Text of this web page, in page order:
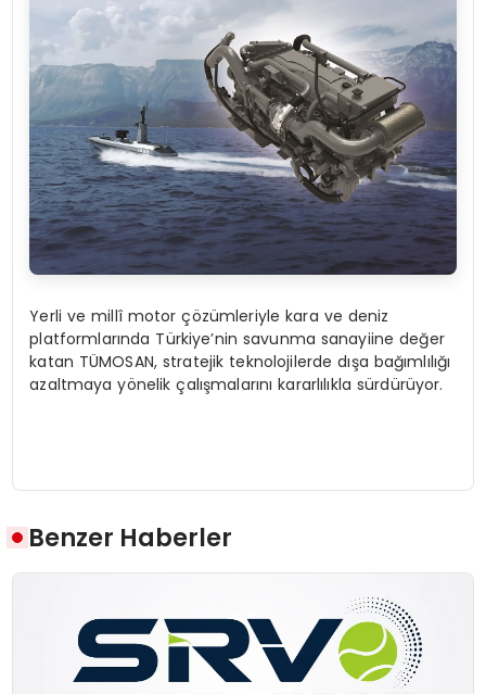
Yerli ve millî motor çözümleriyle kara ve deniz
platformlarında Türkiye’nin savunma sanayiine değer
katan TÜMOSAN, stratejik teknolojilerde dışa bağımlılığı
azaltmaya yönelik çalışmalarını kararlılıkla sürdürüyor.
Benzer Haberler